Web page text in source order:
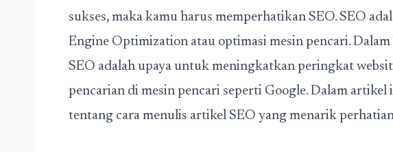
sukses, maka kamu harus memperhatikan SEO. SEO
Engine Optimization atau optimasi mesin pencari. Dalam
SEO adalah upaya untuk meningkatkan peringkat
pencarian di mesin pencari seperti Google. Dalam artikel
tentang cara menulis artikel SEO yang menarik